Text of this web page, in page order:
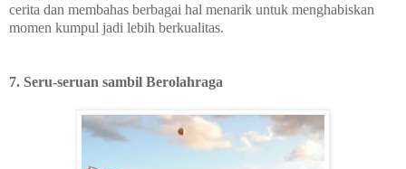
cerita dan membahas berbagai hal menarik untuk menghabiskan
momen kumpul jadi lebih berkualitas.
7. Seru-seruan sambil Berolahraga